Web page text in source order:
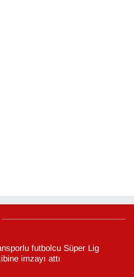
futbolcu Süper Lig
imzayı attı